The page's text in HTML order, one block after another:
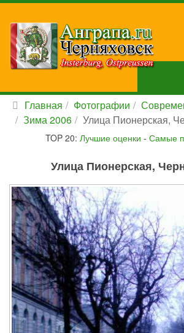
Главная Фотографии
Зима 2006
Улица Пионерская,
TOP 20: Лучшие оценки - Самые
Улица Пионерская,